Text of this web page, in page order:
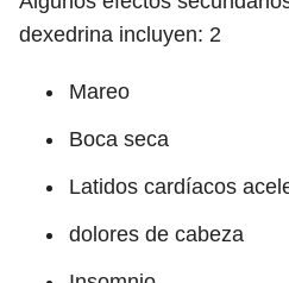
dexedrina incluyen: 2
Mareo
Boca seca
Latidos cardíacos
dolores de cabeza